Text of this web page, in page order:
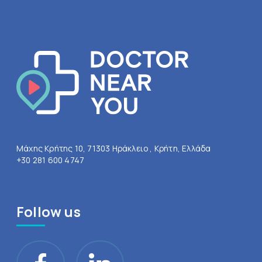
Μάχης Κρήτης 10, 71303 Ηράκλειο , Κρήτη, Ελλάδα
+30 281 600 4747
Follow us